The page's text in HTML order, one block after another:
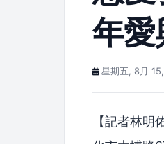
年愛
星期五, 8月
【記者林